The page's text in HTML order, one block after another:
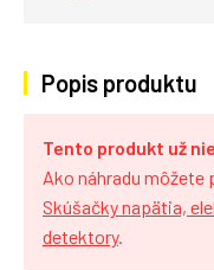
Popis produktu
Tento produkt už
Ako náhradu
Skúšačky napätia,
detektory.